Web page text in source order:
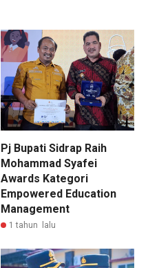
Pj Bupati Sidrap Raih
Mohammad Syafei
Awards Kategori
Empowered Education
Management
1 tahun lalu